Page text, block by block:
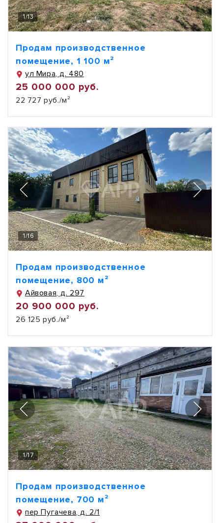
1/13
Продам производственное
помещение, 1 100 м²
ул Мира, д. 480
25 000 000 руб.
22 727 руб./м²
1/16
Продам производственное
помещение, 800 м²
Айвовая, д. 297
20 900 000 руб.
26 125 руб./м²
1/17
Продам производственное
помещение, 700 м²
пер Пугачева, д. 2/1